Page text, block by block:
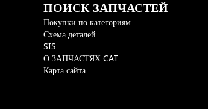
ПОИСК ЗАПЧАСТЕЙ
Покупки по категориям
Схема деталей
SIS
О ЗАПЧАСТЯХ CAT
Карта сайта